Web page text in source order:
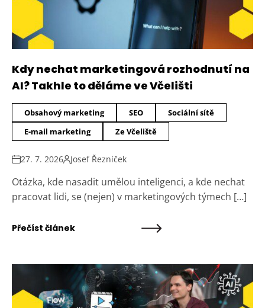
Kdy nechat marketingová rozhodnutí na
AI? Takhle to děláme ve Včelišti
Obsahový marketing SEO
Sociální sítě
E-mail marketing
Ze Včeliště
27. 7. 2026 Josef Řezníček
Otázka, kde nasadit umělou inteligenci, a kde nechat
pracovat lidi, se (nejen) v marketingových týmech […]
Přečíst článek